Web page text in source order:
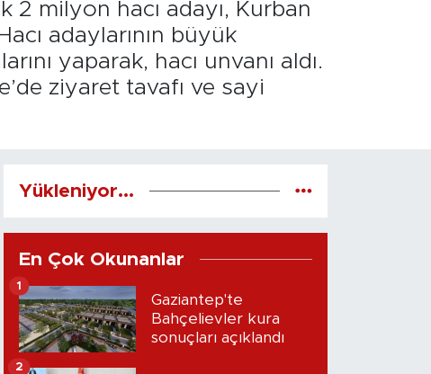
2 milyon hacı adayı, Kurban
adaylarının büyük
yaparak, hacı unvanı aldı.
ziyaret tavafı ve sayi
Yükleniyor...
En Çok Okunanlar
Gaziantep'te
Bahçelievler kura
sonuçları açıklandı
1
2